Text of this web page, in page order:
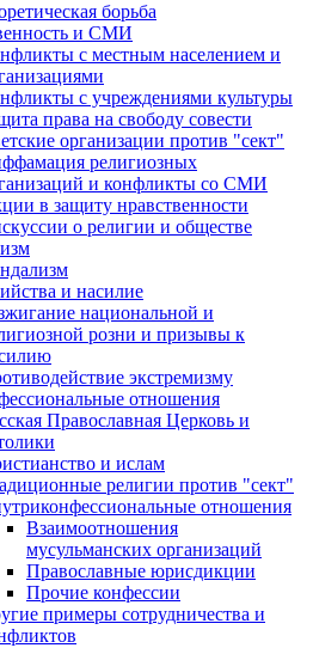
борьба
и СМИ
с местным населением и
с учреждениями культуры
права на свободу совести
организации против "сект"
религиозных
и конфликты со СМИ
в защиту нравственности
о религии и обществе
и насилие
национальной и
розни и призывы к
экстремизму
отношения
Православная Церковь и
и ислам
религии против "сект"
отношения
Взаимоотношения
мусульманских организаций
Православные юрисдикции
Прочие конфессии
примеры сотрудничества и